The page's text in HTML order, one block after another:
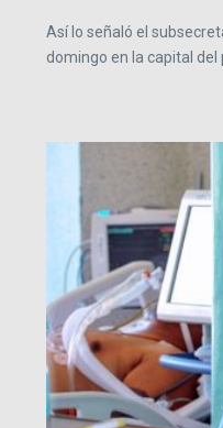
Así lo señaló el
domingo en la capital del